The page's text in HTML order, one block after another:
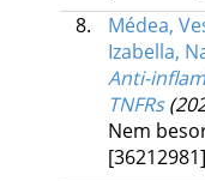
8.
Médea,
Izabella,
Anti-
TNFRs
Nem
[36212981]